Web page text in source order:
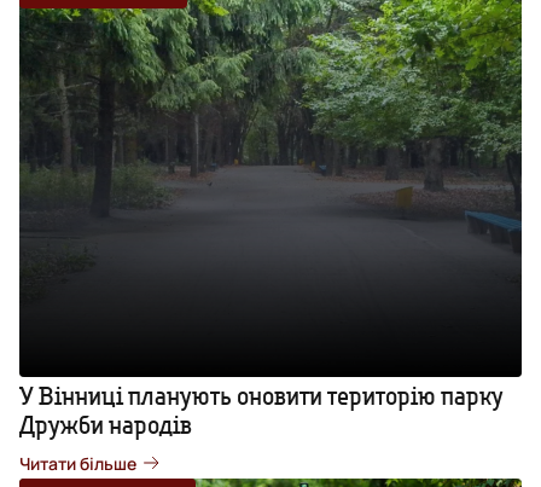
У Вінниці планують оновити територію парку
Дружби народів
Читати більше